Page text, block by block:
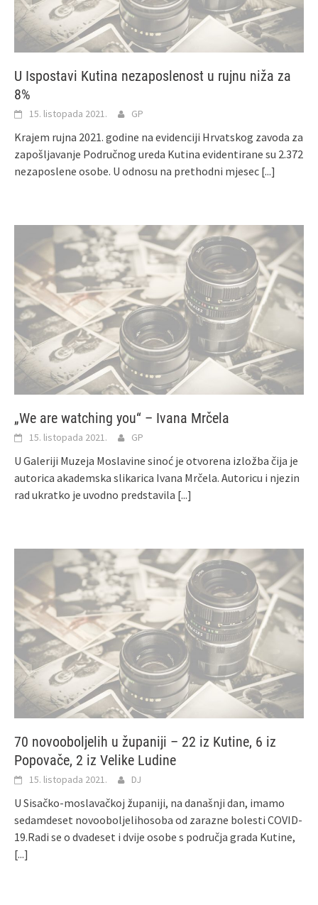
U Ispostavi Kutina nezaposlenost u rujnu niža za
8%
15. listopada 2021. GP
Krajem rujna 2021. godine na evidenciji Hrvatskog zavoda za
zapošljavanje Područnog ureda Kutina evidentirane su 2.372
nezaposlene osobe. U odnosu na prethodni mjesec [...]
„We are watching you“ – Ivana Mrčela
15. listopada 2021. GP
U Galeriji Muzeja Moslavine sinoć je otvorena izložba čija je
autorica akademska slikarica Ivana Mrčela. Autoricu i njezin
rad ukratko je uvodno predstavila [...]
70 novooboljelih u županiji – 22 iz Kutine, 6 iz
Popovače, 2 iz Velike Ludine
15. listopada 2021. DJ
U Sisačko-moslavačkoj županiji, na današnji dan, imamo
sedamdeset novooboljelihosoba od zarazne bolesti COVID-
19.Radi se o dvadeset i dvije osobe s područja grada Kutine,
[...]